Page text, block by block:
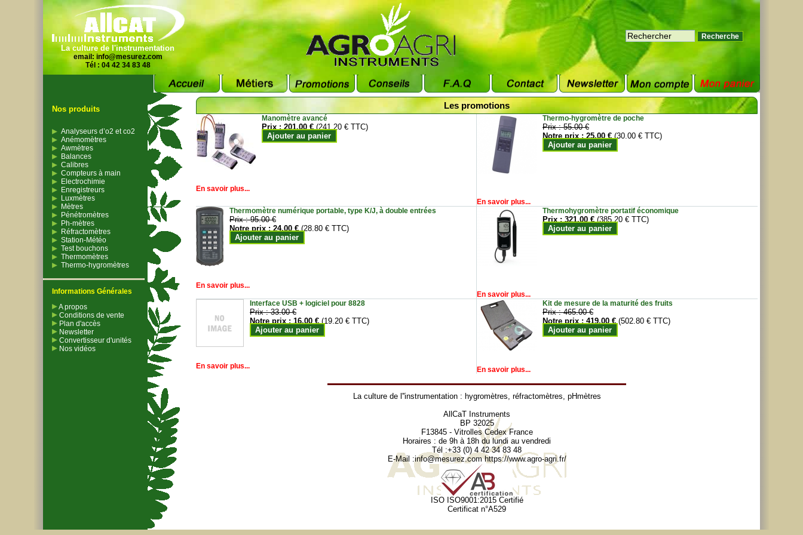
La culture de l'instrumentation
email: info@mesurez.com
Tél : 04 42 34 83 48
Nos produits
Analyseurs d’o2 et co2
Anémomètres
Awmètres
Balances
Calibres
Compteurs à main
Electrochimie
Enregistreurs
Luxmètres
Mètres
Pénétromètres
Ph-mètres
Réfractomètres
Station-Météo
Test bouchons
Thermomètres
Thermo-hygromètres
Informations Générales
A propos
Conditions de vente
Plan d'accès
Newsletter
Convertisseur d'unités
Nos vidéos
Les promotions
Manomètre avancé
Prix :201.00 € (241.20 € TTC)
Ajouter au panier
En savoir plus...
Thermo-hygromètre de poche
Prix :55.00 €
Notre prix :25.00 € (30.00 € TTC)
Ajouter au panier
En savoir plus...
Thermomètre numérique portable, type K/J, à double entrées
Prix :95.00 €
Notre prix :24.00 € (28.80 € TTC)
Ajouter au panier
En savoir plus...
Thermohygromètre portatif économique
Prix :321.00 € (385.20 € TTC)
Ajouter au panier
En savoir plus...
Interface USB + logiciel pour 8828
Prix :33.00 €
Notre prix :16.00 € (19.20 € TTC)
Ajouter au panier
En savoir plus...
Kit de mesure de la maturité des fruits
Prix :465.00 €
Notre prix :419.00 € (502.80 € TTC)
Ajouter au panier
En savoir plus...
La culture de l''instrumentation : hygromètres, réfractomètres, pHmètres
AllCaT Instruments
BP 32025
F13845 - Vitrolles Cedex France
Horaires : de 9h à 18h du lundi au vendredi
Tél :+33 (0) 4 42 34 83 48
E-Mail :info@mesurez.com https://www.agro-agri.fr/
ISO ISO9001:2015 Certifié
Certificat n°A529